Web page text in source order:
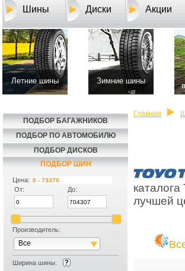
Шины Диски Акции
Летние шины Зимние шины
ПОДБОР БАГАЖНИКОВ
ПОДБОР ПО АВТОМОБИЛЮ
ПОДБОР ДИСКОВ
ПОДБОР ШИН
Цена:
От:
До:
Производитель:
Все
Ширина шины:
Главная
лучшей